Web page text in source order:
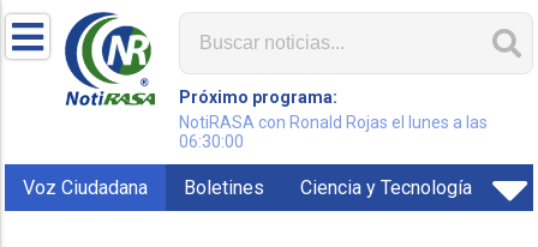
Próximo programa:
NotiRASA con Ronald Rojas el lunes a las
06:30:00
Voz Ciudadana Boletines Ciencia y Tecnología